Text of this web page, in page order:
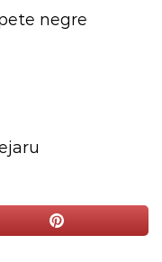
negre